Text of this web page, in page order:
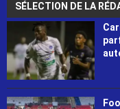
SÉLECTION DE LA